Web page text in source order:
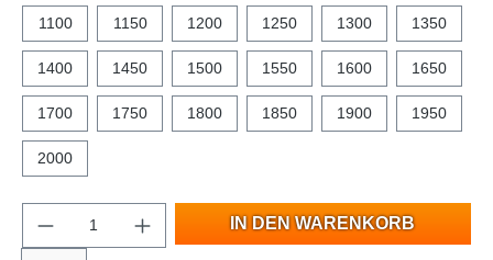
1100 1150 1200 1250 1300 1350
1400 1450 1500 1550 1600 1650
1700 1750 1800 1850 1900 1950
2000
IN DEN WARENKORB